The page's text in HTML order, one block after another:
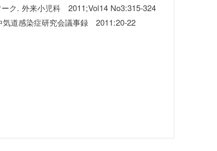
ーク. 外来小児科 2011;Vol14 No3:315-324
気道感染症研究会議事録 2011:20-22